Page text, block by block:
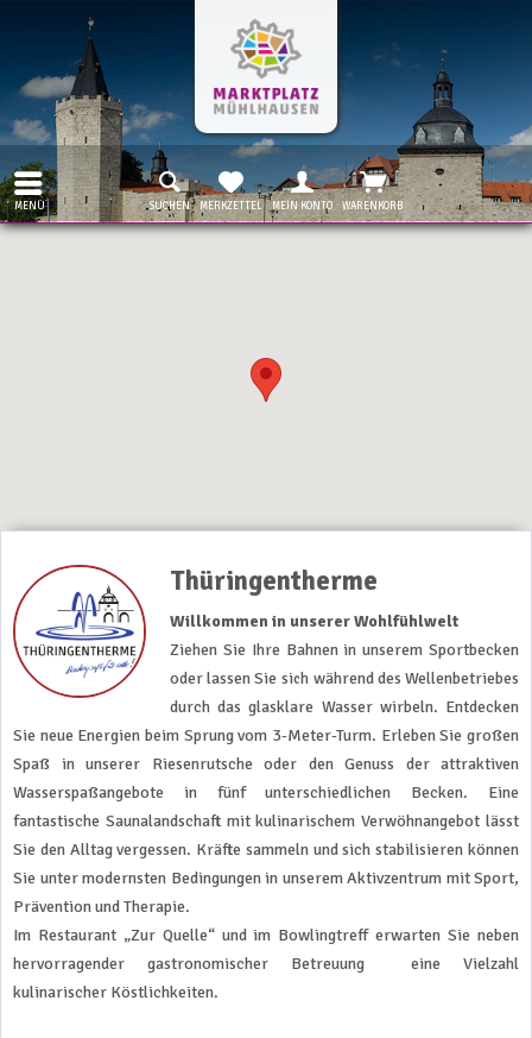
MENÜ SUCHEN MERKZETTEL MEIN KONTO WARENKORB
Thüringentherme
Willkommen in unserer Wohlfühlwelt
Ziehen Sie Ihre Bahnen in unserem Sportbecken
oder lassen Sie sich während des Wellenbetriebes
durch das glasklare Wasser wirbeln. Entdecken
Sie neue Energien beim Sprung vom 3-Meter-Turm. Erleben Sie großen
Spaß in unserer Riesenrutsche oder den Genuss der attraktiven
Wasserspaßangebote in fünf unterschiedlichen Becken. Eine
fantastische Saunalandschaft mit kulinarischem Verwöhnangebot lässt
Sie den Alltag vergessen. Kräfte sammeln und sich stabilisieren können
Sie unter modernsten Bedingungen in unserem Aktivzentrum mit Sport,
Prävention und Therapie.
Im Restaurant „Zur Quelle“ und im Bowlingtreff erwarten Sie neben
hervorragender gastronomischer Betreuung eine Vielzahl
kulinarischer Köstlichkeiten.